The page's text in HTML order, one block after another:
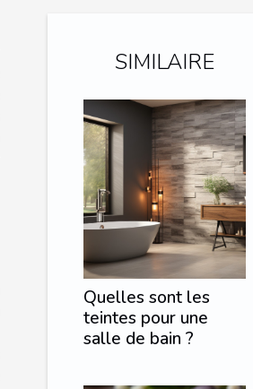
SIMILAIRE
Quelles sont les
teintes pour une
salle de bain ?